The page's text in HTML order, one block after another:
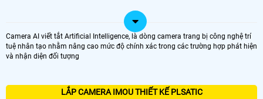
Camera AI viết tắt Artificial Intelligence, là dòng camera trang bị công nghệ trí
tuệ nhân tạo nhằm nâng cao mức độ chính xác trong các trường hợp phát hiện
và nhận diện đối tượng
LẮP CAMERA IMOU THIẾT KẾ PLSATIC